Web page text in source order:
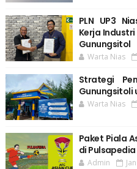
PLN UP3
Kerja
Gunungsitol
Warta Nias
Strategi
Gunungsitoli
Warta Nias
Paket Piala
di Pulsapedia
Admin